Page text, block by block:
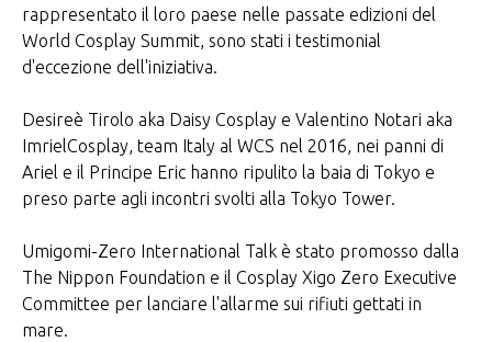
rappresentato il loro paese nelle passate edizioni del
World Cosplay Summit, sono stati i testimonial
d'eccezione dell'iniziativa.
Desireè Tirolo aka Daisy Cosplay e Valentino Notari aka
ImrielCosplay, team Italy al WCS nel 2016, nei panni di
Ariel e il Principe Eric hanno ripulito la baia di Tokyo e
preso parte agli incontri svolti alla Tokyo Tower.
Umigomi-Zero International Talk è stato promosso dalla
The Nippon Foundation e il Cosplay Xigo Zero Executive
Committee per lanciare l'allarme sui rifiuti gettati in
mare.